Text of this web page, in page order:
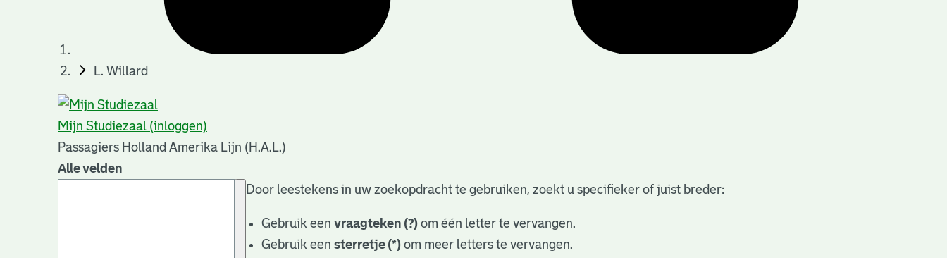
L. Willard
Mijn Studiezaal (inloggen)
Passagiers Holland Amerika Lijn (H.A.L.)
Alle velden
Door leestekens in uw zoekopdracht te gebruiken, zoekt u specifieker of juist breder:
Gebruik eenvraagteken (?) om één letter te vervangen.
Gebruik eensterretje (*) om meer letters te vervangen.